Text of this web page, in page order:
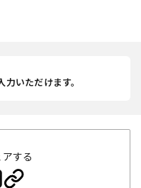
いただけます。
する